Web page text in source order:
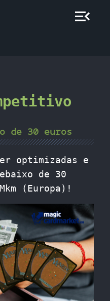
de 30 euros
optimizadas e
de 30
(Europa)!